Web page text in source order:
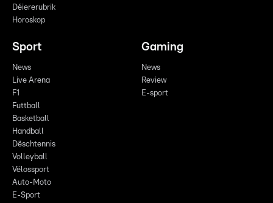
Déiererubrik
Horoskop
Sport
News
Live Arena
F1
Futtball
Basketball
Handball
Dëschtennis
Volleyball
Vëlossport
Auto-Moto
E-Sport
Gaming
News
Review
E-sport